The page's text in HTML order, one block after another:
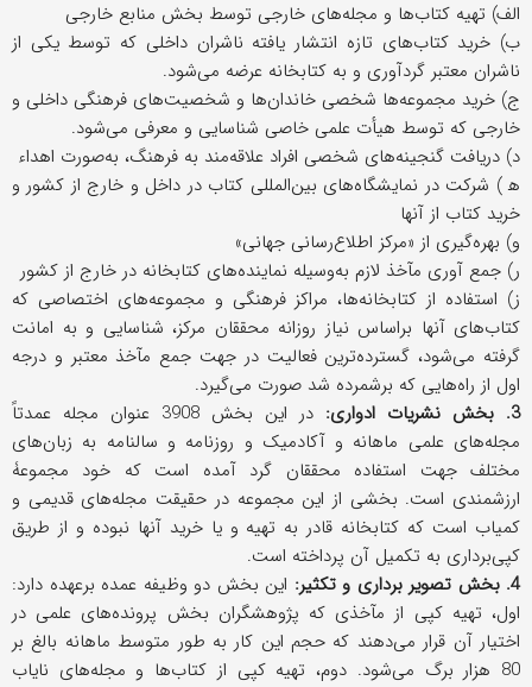
الف) تهیه کتاب‌ها و مجله‌های خارجی توسط بخش منابع خارجی
ب) خرید کتاب‌های تازه انتشار یافته ناشران داخلی که توسط یکی از
ناشران معتبر گردآوری و به کتابخانه عرضه می‌شود.
ج) خرید مجموعه‌ها شخصی خاندان‌ها و شخصیت‌های فرهنگی داخلی و
خارجی که توسط هیأت علمی خاصی شناسایی و معرفی می‌شود.
د) دریافت گنجینه‌های شخصی افراد علاقه‌مند به فرهنگ، به‌صورت اهداء
ه‍ ‌) شرکت در نمایشگاه‌های بین‌المللی کتاب در داخل و خارج از کشور و
خرید کتاب از آنها
و) بهره‌گیری از «مرکز اطلاع‌رسانی جهانی»
ر) جمع‌ آوری مآخذ لازم به‌وسیله نماینده‌های کتابخانه در خارج از کشور
ز) استفاده از کتابخانه‌ها، مراکز فرهنگی و مجموعه‌های اختصاصی که
کتاب‌های آنها براساس نیاز روزانه محققان مرکز، شناسایی و به امانت
گرفته می‌شود، گسترده‌ترین فعالیت در جهت جمع مآخذ معتبر و درجه
اول از راه‌هایی که برشمرده شد صورت می‌گیرد.
3. بخش نشریات ادواری:
در این بخش 3908 عنوان مجله عمدتاً
مجله‌های علمی ماهانه و آکادمیک و روزنامه و سالنامه به زبان‌های
مختلف جهت استفاده محققان گرد آمده است که خود مجموعۀ
ارزشمندی است. بخشی از این مجموعه در حقیقت مجله‌های قدیمی و
کمیاب است که کتابخانه قادر به تهیه و یا خرید آنها نبوده و از طریق
کپی‌برداری به تکمیل آن پرداخته است.
4. بخش تصویر برداری و تکثیر:
این بخش دو وظیفه عمده برعهده دارد:
اول، تهیه کپی از مآخذی که پژوهشگران بخش پرونده‌های علمی در
اختیار آن قرار می‌دهند که حجم این کار به طور متوسط ماهانه بالغ بر
80 هزار برگ می‌شود. دوم، تهیه کپی از کتاب‌ها و مجله‌های نایاب